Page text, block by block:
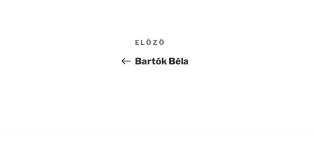
Bejegyzés
navigáció
Korábbi
bejegyzés
ELŐZŐ
Bartók Béla